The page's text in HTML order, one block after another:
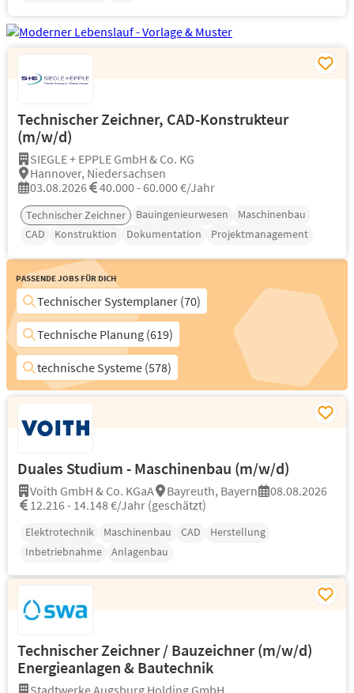
Technischer Zeichner, CAD-Konstrukteur
(m/w/d)
SIEGLE + EPPLE GmbH & Co. KG
Hannover, Niedersachsen
03.08.2026
40.000 - 60.000 €/Jahr
Technischer Zeichner Bauingenieurwesen
Maschinenbau
CAD
Konstruktion Dokumentation Projektmanagement
Passende Jobs für Dich
Technischer Systemplaner (70)
Technische Planung (619)
technische Systeme (578)
Duales Studium - Maschinenbau (m/w/d)
Voith GmbH & Co. KGaA Bayreuth, Bayern
08.08.2026
12.216 - 14.148 €/Jahr (geschätzt)
Elektrotechnik Maschinenbau CAD
Herstellung
Inbetriebnahme
Anlagenbau
Technischer Zeichner / Bauzeichner (m/w/d)
Energieanlagen & Bautechnik
Stadtwerke Augsburg Holding GmbH